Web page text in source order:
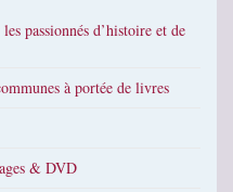
passionnés d’histoire et de
à portée de livres
& DVD